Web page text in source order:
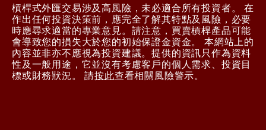
槓桿式外匯交易涉及高風險，未必適合所有投資者。 在
作出任何投資決策前，應完全了解其特點及風險，必要
時應尋求適當的專業意見。請注意，買賣槓桿產品可能
會導致您的損失大於您的初始保證金資金。 本網站上的
內容並非亦不應視為投資建議。提供的資訊只作為資料
性及一般用途，它並沒有考慮客戶的個人需求、投資目
標或財務狀況。 請按此查看相關風險警示。